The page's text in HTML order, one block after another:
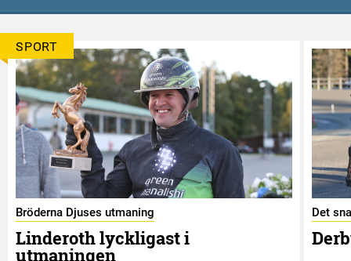
SPORT
Bröderna Djuses utmaning
Linderoth lyckligast i
utmaningen
Det